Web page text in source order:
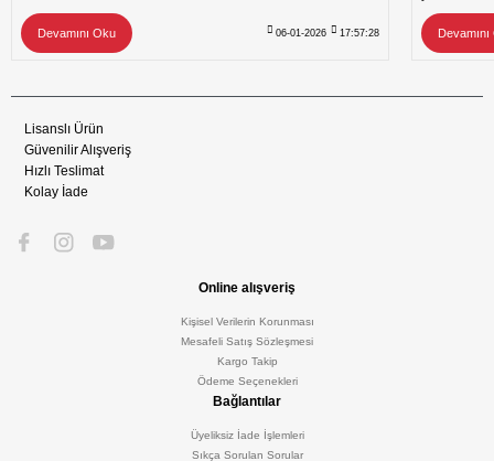
Devamını Oku 06-01-2026 17:57:28
Lisanslı Ürün
Güvenilir Alışveriş
Hızlı Teslimat
Kolay İade
Online alışveriş
Kişisel Verilerin Korunması
Mesafeli Satış Sözleşmesi
Kargo Takip
Ödeme Seçenekleri
Bağlantılar
Üyeliksiz İade İşlemleri
Sıkça Sorulan Sorular